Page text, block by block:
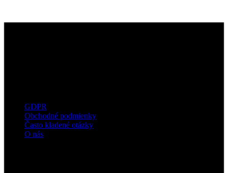
GDPR
Obchodné podmienky
Často kladené otázky
O nás